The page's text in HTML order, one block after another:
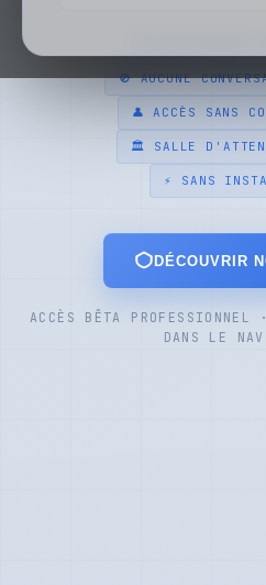
🚫 AUCUNE
👤 ACCÈS SANS
🏛 SALLE
⚡ SANS
DÉCOUVRIR
ACCÈS BÊTA PROFESSIONNEL
DANS LE